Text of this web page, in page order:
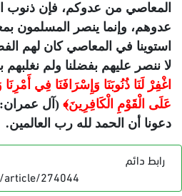
المعاصي من عدوكم، فإن
عدوهم، وإنما ينصر المسلمون
استوينا في المعاصي كان لهم
لا ننصر عليهم بفضلنا ولم نغلبهم
اغْفِرْ لَنَا ذُنُوبَنَا وَإِسْرَافَنَا فِي
عَلَى الْقَوْمِ الْكَافِرِينَ﴾
دعونا أن الحمد لله رب العالمين.
رابط دائم
274044